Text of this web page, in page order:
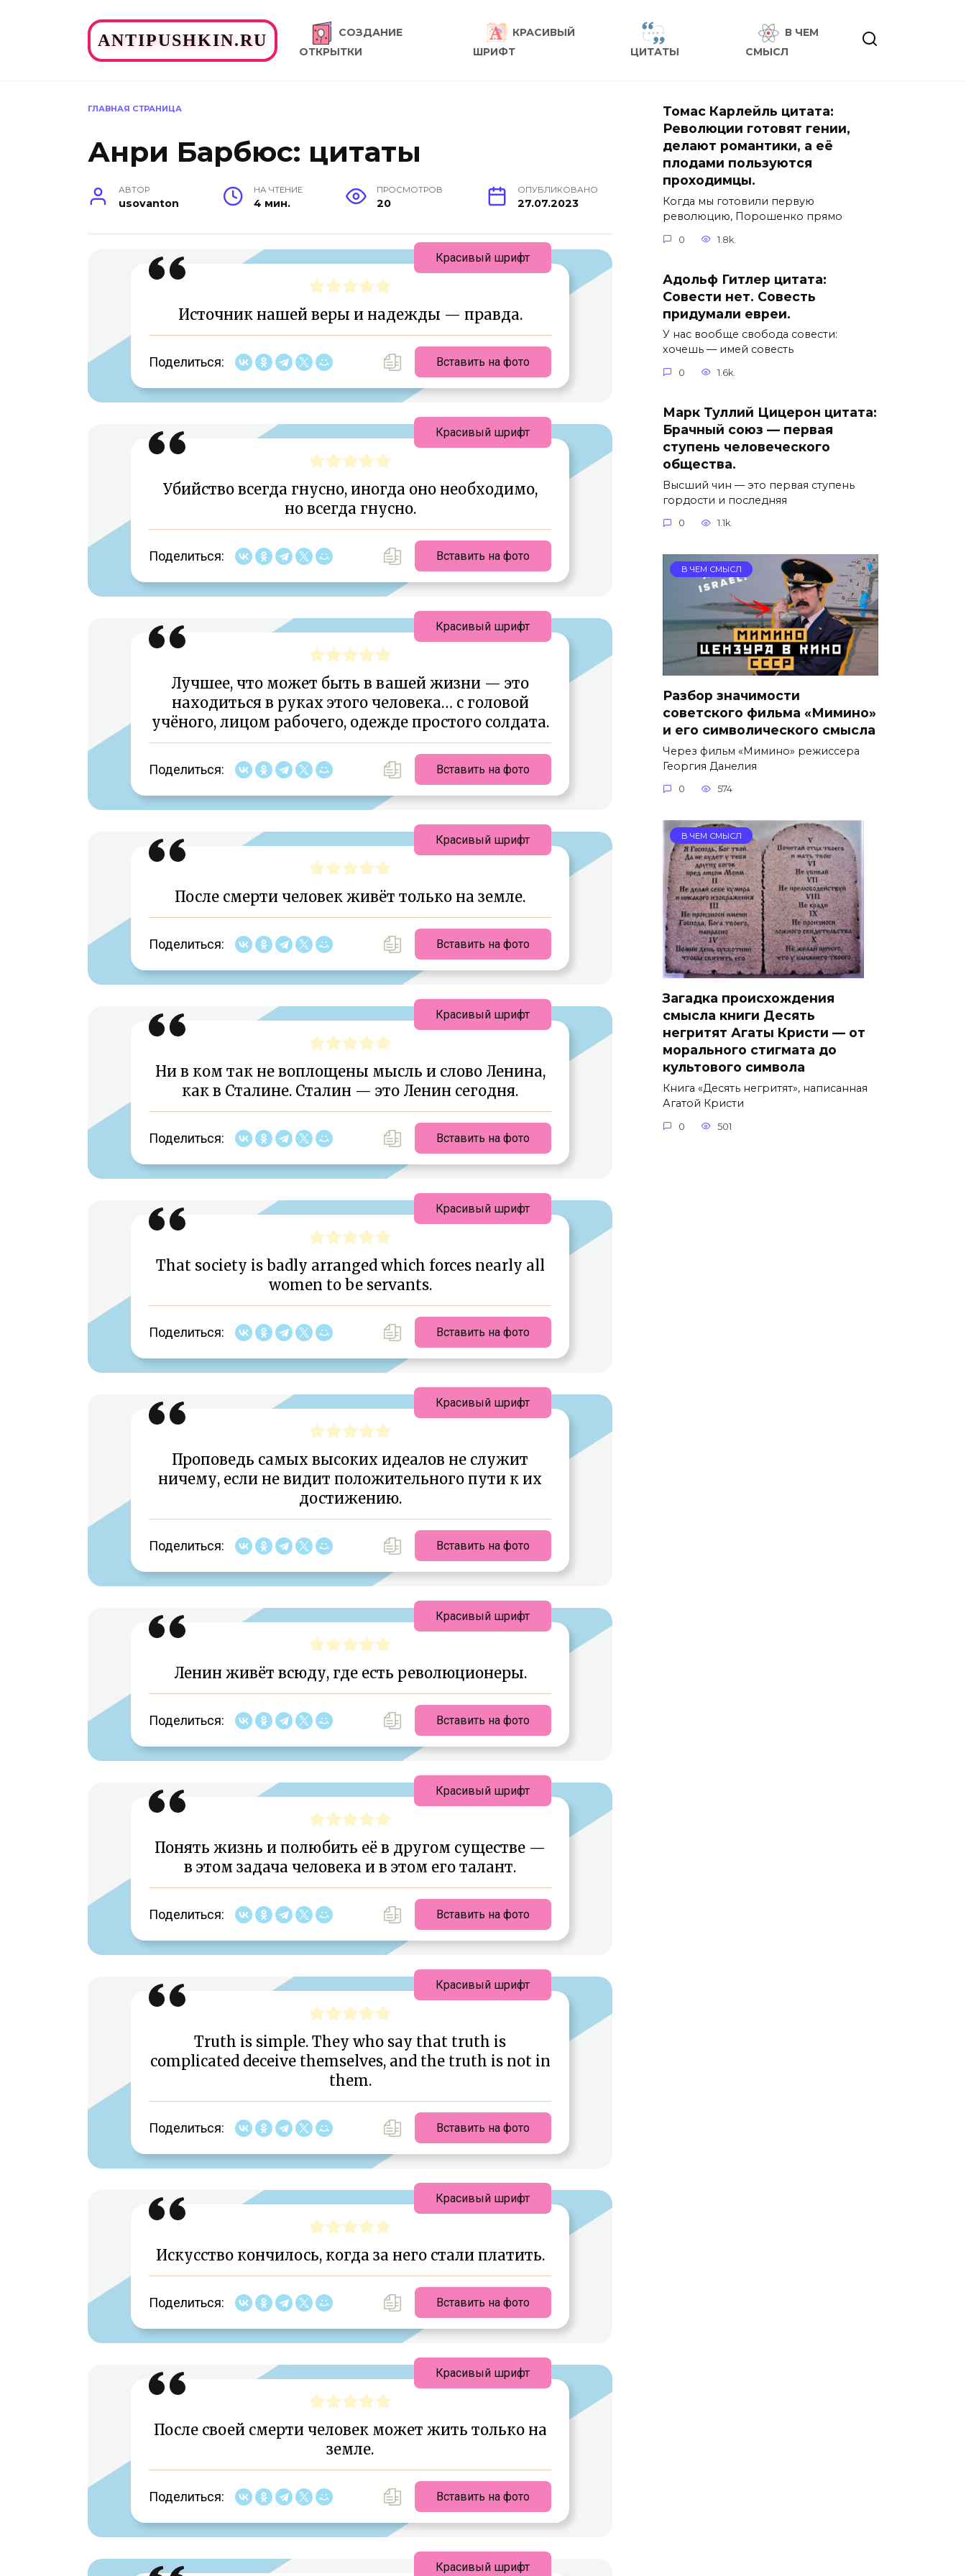
ANTIPUSHKIN.RU
СОЗДАНИЕ
ОТКРЫТКИ
КРАСИВЫЙ
ШРИФТ
ЦИТАТЫ
В ЧЕМ
СМЫСЛ
ГЛАВНАЯ СТРАНИЦА
Анри Барбюс: цитаты
АВТОР
usovanton
НА ЧТЕНИЕ
4 мин.
ПРОСМОТРОВ
20
ОПУБЛИКОВАНО
27.07.2023
Источник нашей веры и надежды — правда.
Поделиться: Вставить на фото
Красивый шрифт
Убийство всегда гнусно, иногда оно необходимо,
но всегда гнусно.
Поделиться: Вставить на фото
Красивый шрифт
Лучшее, что может быть в вашей жизни — это
находиться в руках этого человека… с головой
учёного, лицом рабочего, одежде простого солдата.
Поделиться: Вставить на фото
Красивый шрифт
После смерти человек живёт только на земле.
Поделиться: Вставить на фото
Красивый шрифт
Ни в ком так не воплощены мысль и слово Ленина,
как в Сталине. Сталин — это Ленин сегодня.
Поделиться: Вставить на фото
Красивый шрифт
That society is badly arranged which forces nearly all
women to be servants.
Поделиться: Вставить на фото
Красивый шрифт
Проповедь самых высоких идеалов не служит
ничему, если не видит положительного пути к их
достижению.
Поделиться: Вставить на фото
Красивый шрифт
Ленин живёт всюду, где есть революционеры.
Поделиться: Вставить на фото
Красивый шрифт
Понять жизнь и полюбить её в другом существе —
в этом задача человека и в этом его талант.
Поделиться: Вставить на фото
Красивый шрифт
Truth is simple. They who say that truth is
complicated deceive themselves, and the truth is not in
them.
Поделиться: Вставить на фото
Красивый шрифт
Искусство кончилось, когда за него стали платить.
Поделиться: Вставить на фото
Красивый шрифт
После своей смерти человек может жить только на
земле.
Поделиться: Вставить на фото
Красивый шрифт
Красивый шрифт
Томас Карлейль цитата:
Революции готовят гении,
делают романтики, а её
плодами пользуются
проходимцы.
Когда мы готовили первую
революцию, Порошенко прямо
0 1.8k.
Адольф Гитлер цитата:
Совести нет. Совесть
придумали евреи.
У нас вообще свобода совести:
хочешь — имей совесть
0 1.6k.
Марк Туллий Цицерон цитата:
Брачный союз — первая
ступень человеческого
общества.
Высший чин — это первая ступень
гордости и последняя
0 1.1k.
В ЧЕМ СМЫСЛ
Разбор значимости
советского фильма «Мимино»
и его символического смысла
Через фильм «Мимино» режиссера
Георгия Данелия
0 574
В ЧЕМ СМЫСЛ
Загадка происхождения
смысла книги Десять
негритят Агаты Кристи — от
морального стигмата до
культового символа
Книга «Десять негритят», написанная
Агатой Кристи
0 501